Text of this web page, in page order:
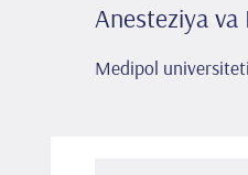
Anesteziya va
Medipol